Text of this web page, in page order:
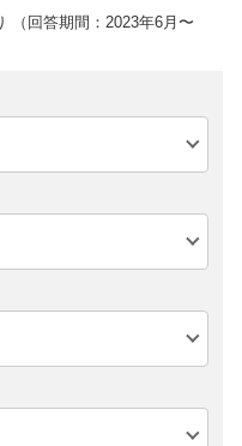
（回答期間：2023年6月〜